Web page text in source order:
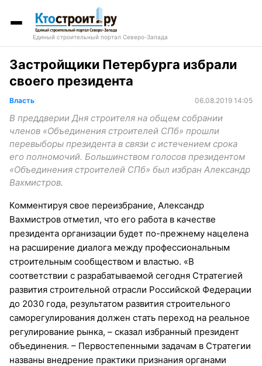
Единый строительный портал Северо-Запада
Застройщики Петербурга избрали
своего президента
Власть 06.08.2019 14:05
В преддверии Дня строителя на общем собрании
членов «Объединения строителей СПб» прошли
перевыборы президента в связи с истечением срока
его полномочий. Большинством голосов президентом
«Объединения строителей СПб» был избран Александр
Вахмистров.
Комментируя свое переизбрание, Александр
Вахмистров отметил, что его работа в качестве
президента организации будет по-прежнему нацелена
на расширение диалога между профессиональным
строительным сообществом и властью. «В
соответствии с разрабатываемой сегодня Стратегией
развития строительной отрасли Российской Федерации
до 2030 года, результатом развития строительного
саморегулирования должен стать переход на реальное
регулирование рынка, – сказал избранный президент
объединения. – Первостепенными задачам в Стратегии
названы внедрение практики признания органами